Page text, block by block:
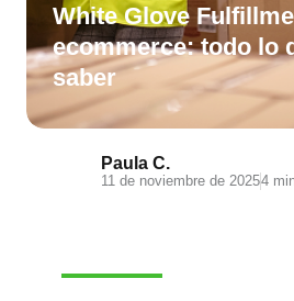
White Glove
ecommerce: todo lo
saber
Paula C.
11 de noviembre de 20254